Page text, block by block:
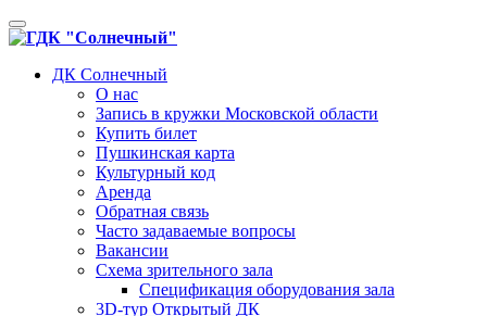
Toggle
navigation
ДК Солнечный
О нас
Запись в кружки Московской области
Купить билет
Пушкинская карта
Культурный код
Аренда
Обратная связь
Часто задаваемые вопросы
Вакансии
Схема зрительного зала
Спецификация оборудования зала
3D-тур Открытый ДК